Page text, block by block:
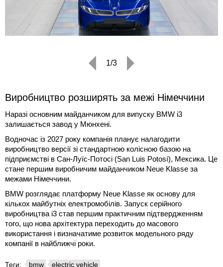
1/3
Виробництво розширять за межі Німеччини
Наразі основним майданчиком для випуску BMW i3
залишається завод у Мюнхені.
Водночас із 2027 року компанія планує налагодити
виробництво версії зі стандартною колісною базою на
підприємстві в Сан-Луїс-Потосі (San Luis Potosí), Мексика. Це
стане першим виробничим майданчиком Neue Klasse за
межами Німеччини.
BMW розглядає платформу Neue Klasse як основу для
кількох майбутніх електромобілів. Запуск серійного
виробництва i3 став першим практичним підтвердженням
того, що нова архітектура переходить до масового
використання і визначатиме розвиток модельного ряду
компанії в найближчі роки.
Теги: bmw electric vehicle